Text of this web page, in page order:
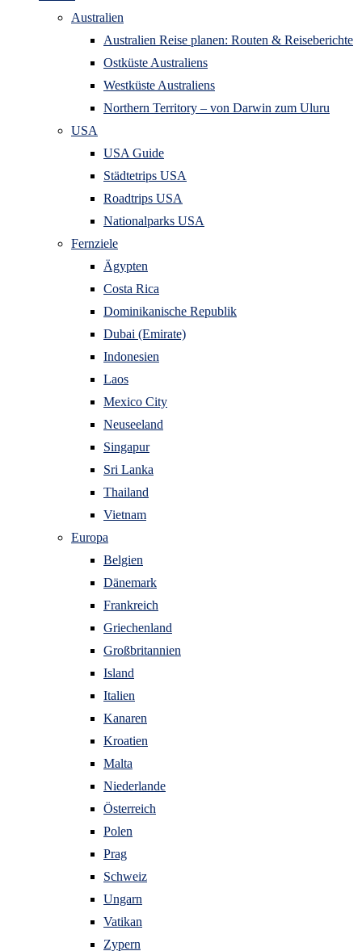
Australien
Australien Reise planen: Routen & Reiseberichte
Ostküste Australiens
Westküste Australiens
Northern Territory – von Darwin zum Uluru
USA
USA Guide
Städtetrips USA
Roadtrips USA
Nationalparks USA
Fernziele
Ägypten
Costa Rica
Dominikanische Republik
Dubai (Emirate)
Indonesien
Laos
Mexico City
Neuseeland
Singapur
Sri Lanka
Thailand
Vietnam
Europa
Belgien
Dänemark
Frankreich
Griechenland
Großbritannien
Island
Italien
Kanaren
Kroatien
Malta
Niederlande
Österreich
Polen
Prag
Schweiz
Ungarn
Vatikan
Zypern